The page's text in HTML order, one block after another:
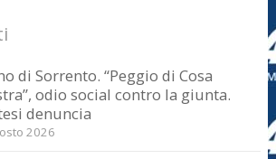
di Sorrento. “Peggio di Cosa
odio social contro la giunta.
denuncia
2026